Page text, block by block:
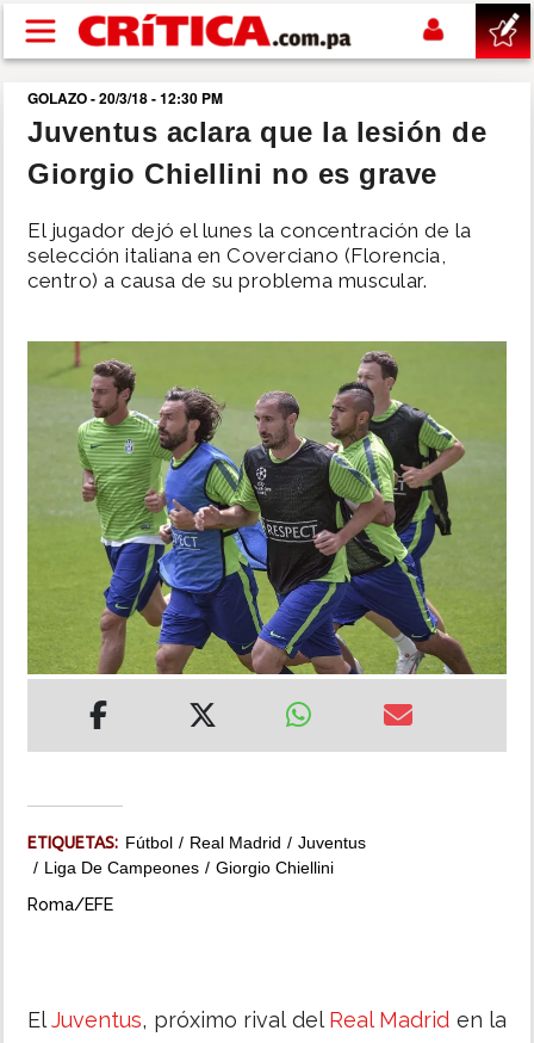
Pasar al contenido principal
buscar
SUCESOS
NACIONAL
SHOW
DEPORTES
MUNDO
MULTIMEDIA
IMPRESO
GOLAZO - 20/3/18 - 12:30 PM
Juventus aclara que la lesión de
Giorgio Chiellini no es grave
El jugador dejó el lunes la concentración de la
selección italiana en Coverciano (Florencia,
centro) a causa de su problema muscular.
ETIQUETAS: Fútbol Real Madrid
Juventus
Liga De Campeones
Giorgio Chiellini
Roma/EFE
ElJuventus, próximo rival del Real Madrid en la